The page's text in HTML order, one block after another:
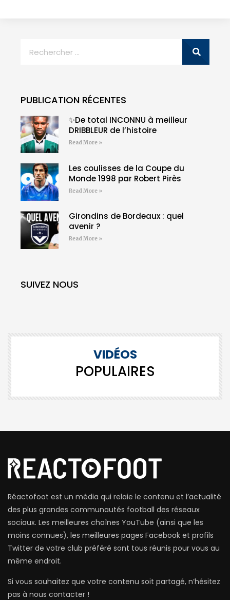
PUBLICATION RÉCENTES
✨De total INCONNU à meilleur
DRIBBLEUR de l’histoire
Read More »
Les coulisses de la Coupe du
Monde 1998 par Robert Pirès
Read More »
Girondins de Bordeaux : quel
avenir ?
Read More »
SUIVEZ NOUS
VIDÉOS
POPULAIRES
Réactofoot est un média qui relaie le contenu et l’actualité
des plus grandes communautés football des réseaux
sociaux. Les meilleures chaînes YouTube (ainsi que les
moins connues), les meilleures pages Facebook et profils
Twitter de votre club préféré sont tous réunis pour vous au
même endroit.
Si vous souhaitez que votre contenu soit partagé, n’hésitez
pas à nous contacter !